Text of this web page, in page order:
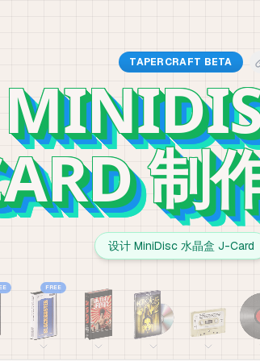
TAPERCRAFT BETA
制
设计 MiniDisc 水晶盒 J-Card
FREE